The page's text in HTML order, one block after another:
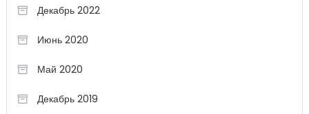
Декабрь 2022
Июнь 2020
Май 2020
Декабрь 2019